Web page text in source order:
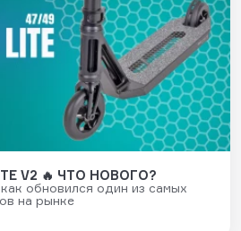
V2 🔥 ЧТО НОВОГО?
обновился один из самых
на рынке